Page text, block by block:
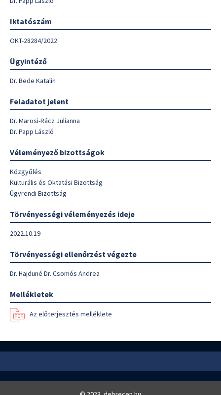
Iktatószám
OKT-28284/2022
Ügyintéző
Dr. Bede Katalin
Feladatot jelent
Dr. Marosi-Rácz Julianna
Dr. Papp László
Véleményező bizottságok
Közgyűlés
Kulturális és Oktatási Bizottság
Ügyrendi Bizottság
Törvényességi véleményezés ideje
2022.10.19
Törvényességi ellenőrzést végezte
Dr. Hajduné Dr. Csomós Andrea
Mellékletek
Az előterjesztés melléklete